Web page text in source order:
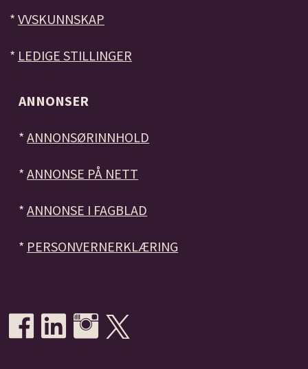
* VVSKUNNSKAP
* LEDIGE STILLINGER
ANNONSER
*ANNONSØRINNHOLD
*ANNONSE PÅ NETT
*ANNONSE I FAGBLAD
* PERSONVERNERKLÆRING